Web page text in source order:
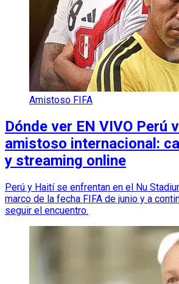
Amistoso FIFA
Dónde ver EN VIVO Perú
amistoso internacional:
y streaming online
Perú y Haití se enfrentan en el Nu
marco de la fecha FIFA de junio y a
seguir el encuentro.